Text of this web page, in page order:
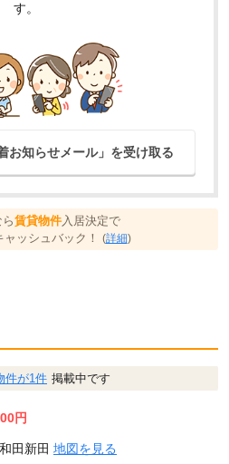
す。
お知らせメール」を受け取る
賃貸物件 入居決定で
ャッシュバック！ (詳細)
件が1件 掲載中です
円
田新田 地図を見る